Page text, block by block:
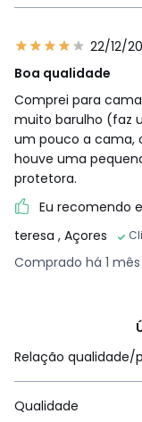
22/12/
Boa qualidade
Comprei para
muito barulho (faz
um pouco a cama,
houve uma
protetora.
Eu recomendo
teresa , Açores
Comprado há 1 mês
Relação qualidade/
Qualidade